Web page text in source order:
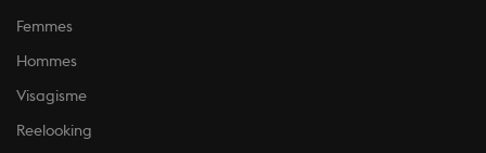
Femmes
Hommes
Visagisme
Reelooking